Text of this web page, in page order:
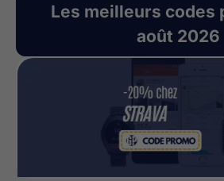
Les meilleurs codes
août 2026